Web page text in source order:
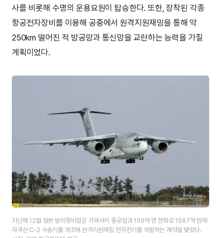
사를 비롯해 수명의 운용요원이 탑승한다. 또한, 장착된 각종
항공전자장비를 이용해 공중에서 원격지원재밍을 통해 약
250km 떨어진 적 방공망과 통신망을 교란하는 능력을 가질
계획이었다.
지난해 12월 일본 방위장비청은 가와사키 중공업과 150억 엔 한화로 1567억 원에
자국산 C-2 수송기를 개조해 원격지원재밍 전자전기를 개발하는 계약을 맺었다.